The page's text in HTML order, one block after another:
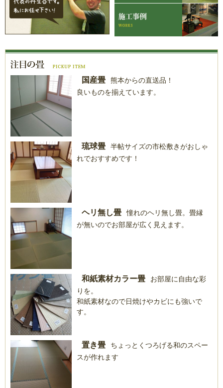
国産畳
熊本からの直送品！
良いものを揃えています。
琉球畳
半帖サイズの市松敷きがおしゃ
れでおすすめです！
ヘリ無し畳
憧れのヘリ無し畳。畳縁
が無いのでお部屋が広く見えます。
和紙素材カラー畳
お部屋に自由な彩
りを。
和紙素材なので日焼けやカビにも強いで
す。
置き畳
ちょっとくつろげる和のスペー
スが作れます